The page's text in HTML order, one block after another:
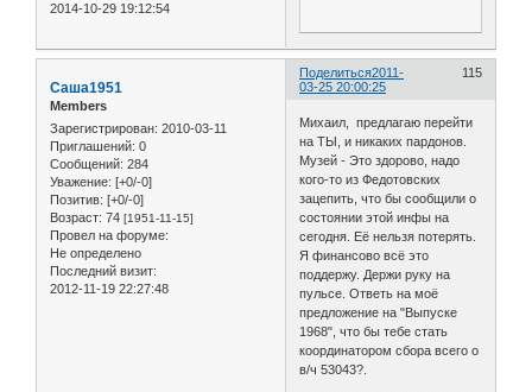
2014-10-29 19:12:54
Поделиться 115
2011-
03-25 20:00:25
Саша1951
Members
Зарегистрирован: 2010-03-11
Приглашений: 0
Сообщений: 284
Уважение: [+0/-0]
Позитив: [+0/-0]
Возраст: 74 [1951-11-15]
Провел на форуме:
Не определено
Последний визит:
2012-11-19 22:27:48
Михаил, предлагаю перейти
на ТЫ, и никаких пардонов.
Музей - Это здорово, надо
кого-то из Федотовских
зацепить, что бы сообщили о
состоянии этой инфы на
сегодня. Её нельзя потерять.
Я финансово всё это
поддержу. Держи руку на
пульсе. Ответь на моё
предложение на "Выпуске
1968", что бы тебе стать
координатором сбора всего о
в/ч 53043?.